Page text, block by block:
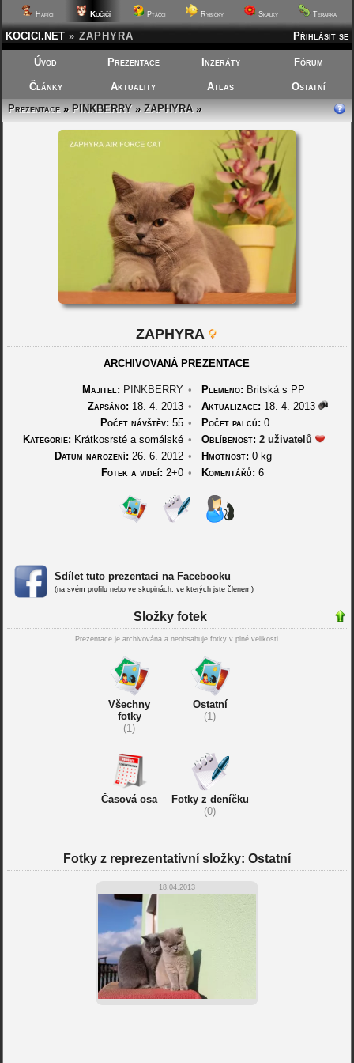
Hafíci Kočičí Ptáčci Rybičky Skalky Terárka
Přihlásit se
KOCICI.NET » ZAPHYRA
Úvod Prezentace Inzeráty Fórum
Články Aktuality Atlas
Ostatní
Prezentace»PINKBERRY»ZAPHYRA»
ZAPHYRA
ARCHIVOVANÁ PREZENTACE
Majitel: PINKBERRY • Plemeno: Britskás PP
Zapsáno: 18. 4. 2013 • Aktualizace: 18. 4. 2013
Počet návštěv: 55 • Počet palců: 0
Kategorie: Krátkosrsté a somálské • Oblíbenost: 2 uživatelů
Datum narození: 26. 6. 2012 • Hmotnost: 0 kg
Fotek a videí: 2+0 • Komentářů: 6
Sdílet tuto prezentaci na Facebooku
(na svém profilu nebo ve skupinách, ve kterých jste členem)
Složky fotek
Prezentace je archivována a neobsahuje fotky v plné velikosti
Všechny
fotky
(1)
Ostatní
(1)
Časová osa
Fotky z deníčku
(0)
Fotky z reprezentativní složky: Ostatní
18.04.2013